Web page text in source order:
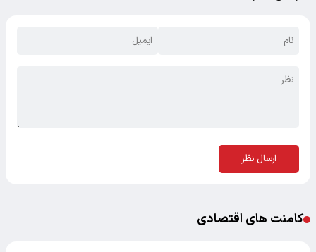
ارسال نظر
کامنت های اقتصادی